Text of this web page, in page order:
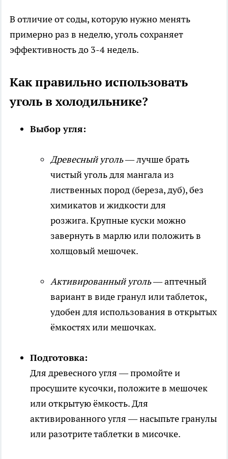
В отличие от соды, которую нужно менять
примерно раз в неделю, уголь сохраняет
эффективность до 3-4 недель.
Как правильно использовать
уголь в холодильнике?
Выбор угля:
Древесный уголь— лучше брать
чистый уголь для мангала из
лиственных пород (береза, дуб), без
химикатов и жидкости для
розжига. Крупные куски можно
завернуть в марлю или положить в
холщовый мешочек.
Активированный уголь— аптечный
вариант в виде гранул или таблеток,
удобен для использования в открытых
ёмкостях или мешочках.
Подготовка:
Для древесного угля — промойте и
просушите кусочки, положите в мешочек
или открытую ёмкость. Для
активированного угля — насыпьте гранулы
или разотрите таблетки в мисочке.